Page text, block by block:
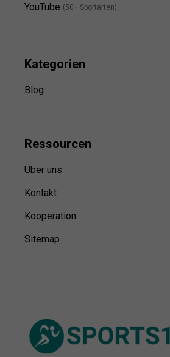
YouTube (50+ Sportarten)
Kategorien
Blog
Ressourcen
Über uns
Kontakt
Kooperation
Sitemap